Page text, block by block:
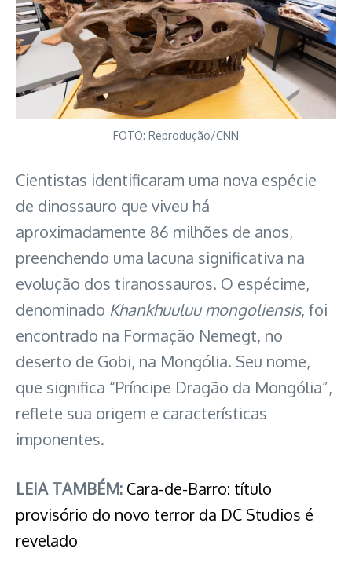
FOTO: Reprodução/CNN
Cientistas identificaram uma nova espécie
de dinossauro que viveu há
aproximadamente 86 milhões de anos,
preenchendo uma lacuna significativa na
evolução dos tiranossauros. O espécime,
denominado Khankhuuluu mongoliensis, foi
encontrado na Formação Nemegt, no
deserto de Gobi, na Mongólia. Seu nome,
que significa “Príncipe Dragão da Mongólia”,
reflete sua origem e características
imponentes.
LEIA TAMBÉM: Cara-de-Barro: título
provisório do novo terror da DC Studios é
revelado